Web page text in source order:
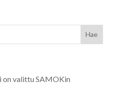
on valittu SAMOKin